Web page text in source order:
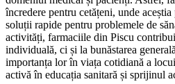
încredere pentru cetățeni, unde
soluții rapide pentru problemele de
activități, farmaciile din Piscu
individuală, ci și la bunăstarea
importanța lor în viața cotidiană a
activă în educația sanitară și sprijinul